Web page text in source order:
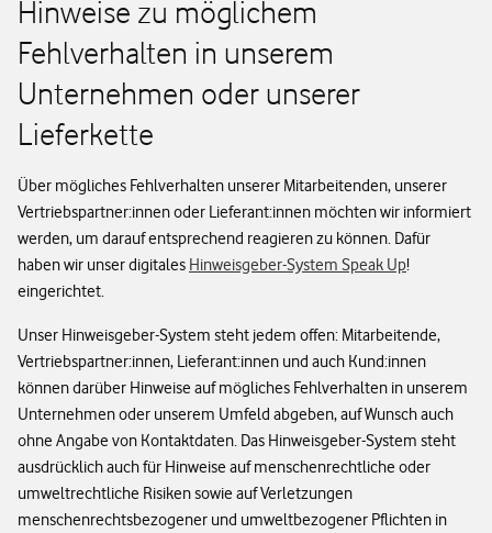
Hinweise zu möglichem
Fehlverhalten in unserem
Unternehmen oder unserer
Lieferkette
Über mögliches Fehlverhalten unserer Mitarbeitenden, unserer
Vertriebspartner:innen oder Lieferant:innen möchten wir informiert
werden, um darauf entsprechend reagieren zu können. Dafür
haben wir unser digitales Hinweisgeber-System Speak Up!
eingerichtet.
Unser Hinweisgeber-System steht jedem offen: Mitarbeitende,
Vertriebspartner:innen, Lieferant:innen und auch Kund:innen
können darüber Hinweise auf mögliches Fehlverhalten in unserem
Unternehmen oder unserem Umfeld abgeben, auf Wunsch auch
ohne Angabe von Kontaktdaten. Das Hinweisgeber-System steht
ausdrücklich auch für Hinweise auf menschenrechtliche oder
umweltrechtliche Risiken sowie auf Verletzungen
menschenrechtsbezogener und umweltbezogener Pflichten in